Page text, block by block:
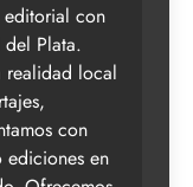
con
Plata.
realidad local
con
ediciones en